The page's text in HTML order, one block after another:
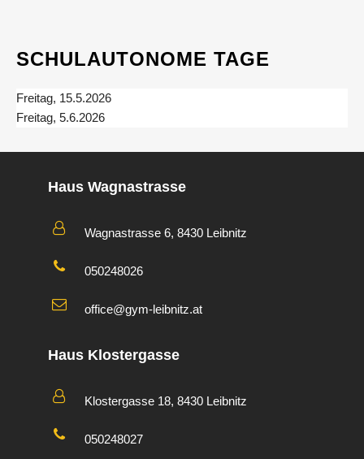
SCHULAUTONOME TAGE
Freitag, 15.5.2026
Freitag, 5.6.2026
Haus Wagnastrasse
Wagnastrasse 6, 8430 Leibnitz
050248026
office@gym-leibnitz.at
Haus Klostergasse
Klostergasse 18, 8430 Leibnitz
050248027